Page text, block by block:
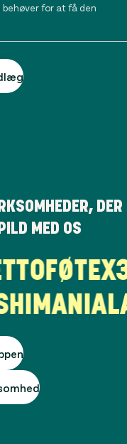
for at få den
DER
MED OS